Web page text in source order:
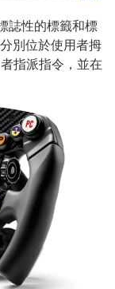
誌性的標籤和標
別位於使用者拇
指派指令，並在